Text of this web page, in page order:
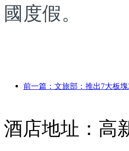
國度假。
酒店地址：高